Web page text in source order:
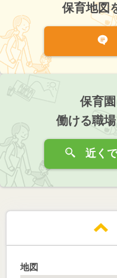
保育地図
保育
働ける職
近く
地図